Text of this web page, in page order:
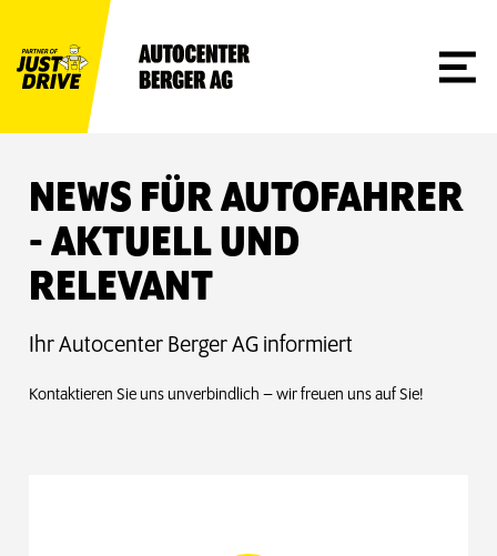
NEWS FÜR AUTOFAHRER
- AKTUELL UND
RELEVANT
Ihr Autocenter Berger AG informiert
Kontaktieren Sie uns unverbindlich – wir freuen uns auf Sie!